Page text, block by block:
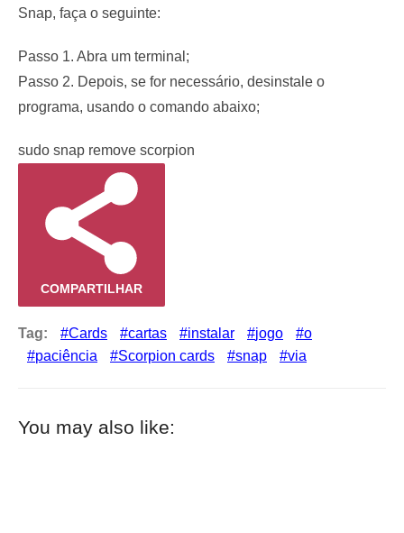
Snap, faça o seguinte:
Passo 1. Abra um terminal;
Passo 2. Depois, se for necessário, desinstale o
programa, usando o comando abaixo;
sudo snap remove scorpion
COMPARTILHAR
Tag: Cards cartas instalar jogo
o
paciência
Scorpion cards snap via
You may also like: